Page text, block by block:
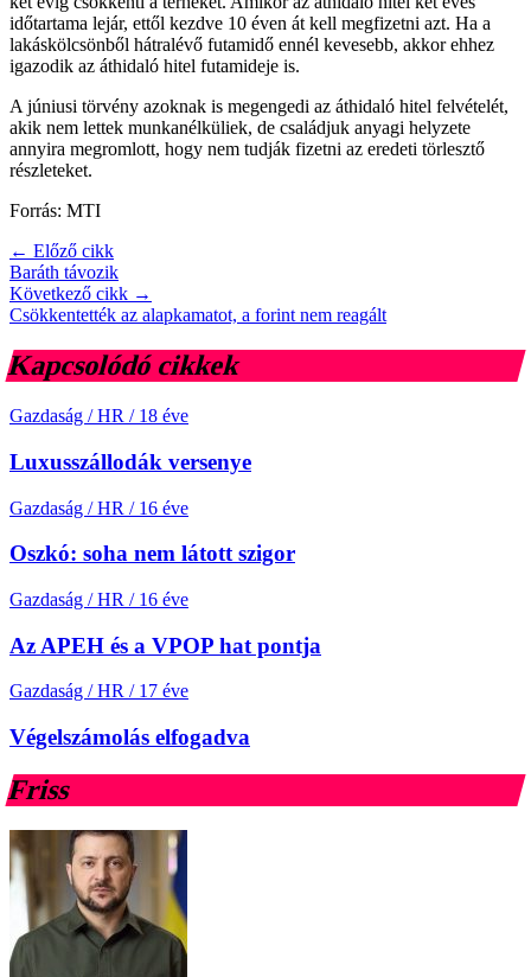
időtartama lejár, ettől kezdve 10 éven át kell megfizetni azt. Ha a
lakáskölcsönből hátralévő futamidő ennél kevesebb, akkor ehhez
igazodik az áthidaló hitel futamideje is.
A júniusi törvény azoknak is megengedi az áthidaló hitel felvételét,
akik nem lettek munkanélküliek, de családjuk anyagi helyzete
annyira megromlott, hogy nem tudják fizetni az eredeti törlesztő
részleteket.
Forrás: MTI
← Előző cikk
Baráth távozik
Következő cikk →
Csökkentették az alapkamatot, a forint nem reagált
Kapcsolódó cikkek
Gazdaság / HR / 18 éve
Luxusszállodák versenye
Gazdaság / HR / 16 éve
Oszkó: soha nem látott szigor
Gazdaság / HR / 16 éve
Az APEH és a VPOP hat pontja
Gazdaság / HR / 17 éve
Végelszámolás elfogadva
Friss